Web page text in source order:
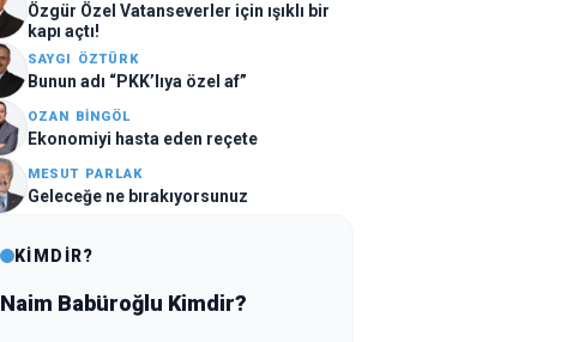
Özgür Özel Vatanseverler için ışıklı bir
kapı açtı!
SAYGI ÖZTÜRK
Bunun adı “PKK’lıya özel af”
OZAN BINGÖL
Ekonomiyi hasta eden reçete
MESUT PARLAK
Geleceğe ne bırakıyorsunuz
KİMDİR?
Naim Babüroğlu Kimdir?